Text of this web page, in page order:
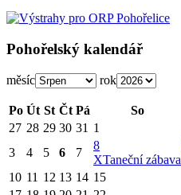
Pohořelský kalendář
měsíc rok
Po Út St Čt Pá So
27 28 29 30 31 1
3
4 5 6 7
8
XTaneční zábava
10 11 12 13 14 15